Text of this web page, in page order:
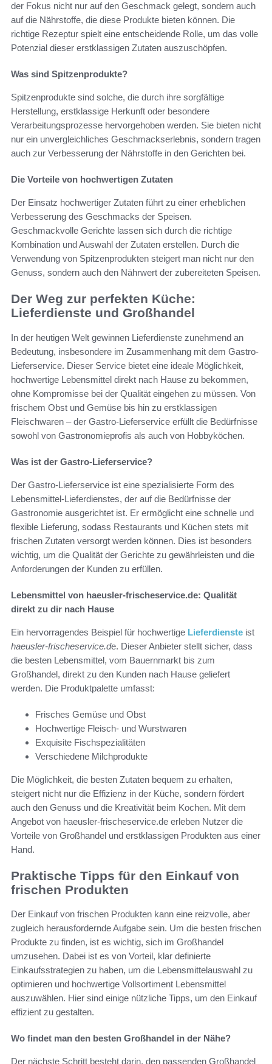
der Fokus nicht nur auf den Geschmack gelegt, sondern auch
auf die Nährstoffe, die diese Produkte bieten können. Die
richtige Rezeptur spielt eine entscheidende Rolle, um das volle
Potenzial dieser erstklassigen Zutaten auszuschöpfen.
Was sind Spitzenprodukte?
Spitzenprodukte sind solche, die durch ihre sorgfältige
Herstellung, erstklassige Herkunft oder besondere
Verarbeitungsprozesse hervorgehoben werden. Sie bieten nicht
nur ein unvergleichliches Geschmackserlebnis, sondern tragen
auch zur Verbesserung der Nährstoffe in den Gerichten bei.
Die Vorteile von hochwertigen Zutaten
Der Einsatz hochwertiger Zutaten führt zu einer erheblichen
Verbesserung des Geschmacks der Speisen.
Geschmackvolle Gerichte lassen sich durch die richtige
Kombination und Auswahl der Zutaten erstellen. Durch die
Verwendung von Spitzenprodukten steigert man nicht nur den
Genuss, sondern auch den Nährwert der zubereiteten Speisen.
Der Weg zur perfekten Küche:
Lieferdienste und Großhandel
In der heutigen Welt gewinnen Lieferdienste zunehmend an
Bedeutung, insbesondere im Zusammenhang mit dem Gastro-
Lieferservice. Dieser Service bietet eine ideale Möglichkeit,
hochwertige Lebensmittel direkt nach Hause zu bekommen,
ohne Kompromisse bei der Qualität eingehen zu müssen. Von
frischem Obst und Gemüse bis hin zu erstklassigen
Fleischwaren – der Gastro-Lieferservice erfüllt die Bedürfnisse
sowohl von Gastronomieprofis als auch von Hobbyköchen.
Was ist der Gastro-Lieferservice?
Der Gastro-Lieferservice ist eine spezialisierte Form des
Lebensmittel-Lieferdienstes, der auf die Bedürfnisse der
Gastronomie ausgerichtet ist. Er ermöglicht eine schnelle und
flexible Lieferung, sodass Restaurants und Küchen stets mit
frischen Zutaten versorgt werden können. Dies ist besonders
wichtig, um die Qualität der Gerichte zu gewährleisten und die
Anforderungen der Kunden zu erfüllen.
Lebensmittel von haeusler-frischeservice.de: Qualität
direkt zu dir nach Hause
Ein hervorragendes Beispiel für hochwertige Lieferdienste ist
haeusler-frischeservice.de. Dieser Anbieter stellt sicher, dass
die besten Lebensmittel, vom Bauernmarkt bis zum
Großhandel, direkt zu den Kunden nach Hause geliefert
werden. Die Produktpalette umfasst:
Frisches Gemüse und Obst
Hochwertige Fleisch- und Wurstwaren
Exquisite Fischspezialitäten
Verschiedene Milchprodukte
Die Möglichkeit, die besten Zutaten bequem zu erhalten,
steigert nicht nur die Effizienz in der Küche, sondern fördert
auch den Genuss und die Kreativität beim Kochen. Mit dem
Angebot von haeusler-frischeservice.de erleben Nutzer die
Vorteile von Großhandel und erstklassigen Produkten aus einer
Hand.
Praktische Tipps für den Einkauf von
frischen Produkten
Der Einkauf von frischen Produkten kann eine reizvolle, aber
zugleich herausfordernde Aufgabe sein. Um die besten frischen
Produkte zu finden, ist es wichtig, sich im Großhandel
umzusehen. Dabei ist es von Vorteil, klar definierte
Einkaufsstrategien zu haben, um die Lebensmittelauswahl zu
optimieren und hochwertige Vollsortiment Lebensmittel
auszuwählen. Hier sind einige nützliche Tipps, um den Einkauf
effizient zu gestalten.
Wo findet man den besten Großhandel in der Nähe?
Der nächste Schritt besteht darin, den passenden Großhandel